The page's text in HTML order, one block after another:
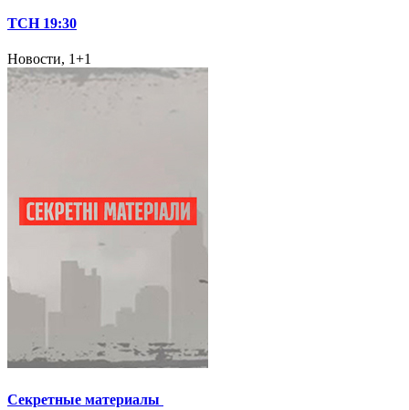
ТСН 19:30
Новости, 1+1
Секретные материалы